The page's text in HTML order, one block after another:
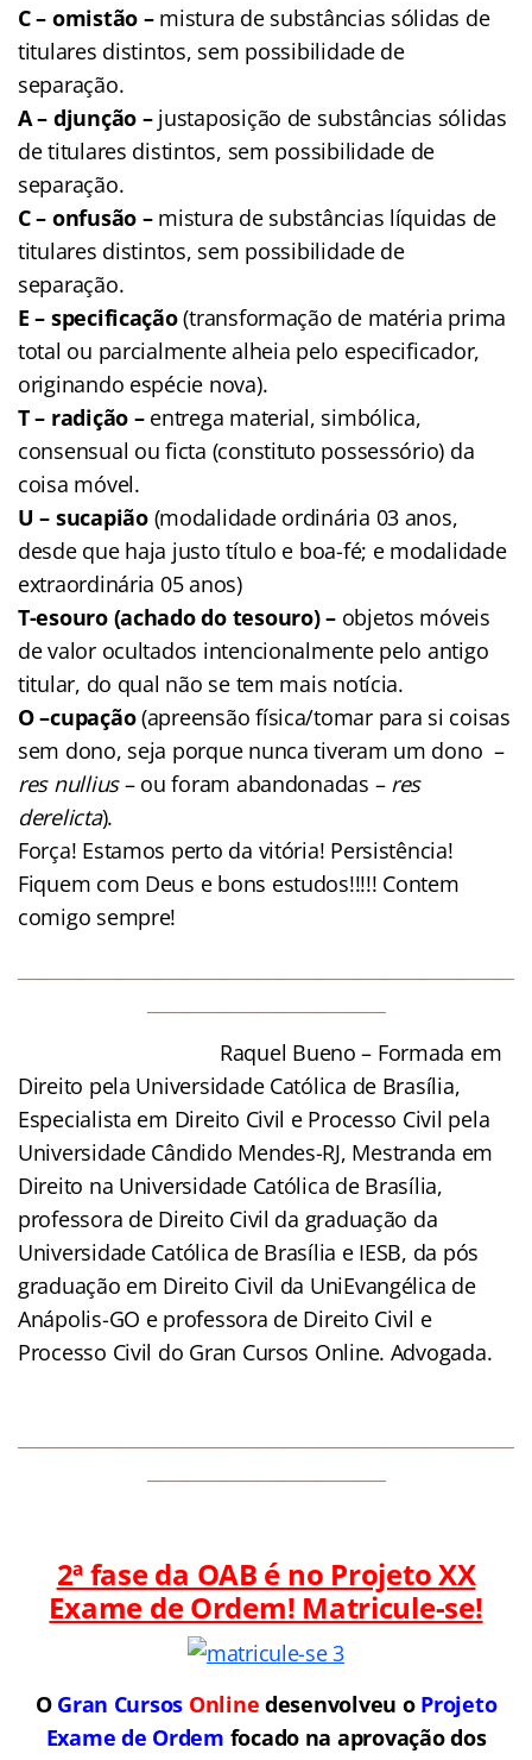
C – omistão – mistura de substâncias sólidas de
titulares distintos, sem possibilidade de
separação.
A – djunção – justaposição de substâncias sólidas
de titulares distintos, sem possibilidade de
separação.
C – onfusão – mistura de substâncias líquidas de
titulares distintos, sem possibilidade de
separação.
E – specificação(transformação de matéria prima
total ou parcialmente alheia pelo especificador,
originando espécie nova).
T – radição – entrega material, simbólica,
consensual ou ficta (constituto possessório) da
coisa móvel.
U – sucapião (modalidade ordinária 03 anos,
desde que haja justo título e boa-fé; e modalidade
extraordinária 05 anos)
T-esouro (achado do tesouro) – objetos móveis
de valor ocultados intencionalmente pelo antigo
titular, do qual não se tem mais notícia.
O –cupação(apreensão física/tomar para si coisas
sem dono, seja porque nunca tiveram um dono –
res nullius– ou foram abandonadas – res
derelicta).
Força! Estamos perto da vitória! Persistência!
Fiquem com Deus e bons estudos!!!!! Contem
comigo sempre!
Raquel Bueno – Formada em
Direito pela Universidade Católica de Brasília,
Especialista em Direito Civil e Processo Civil pela
Universidade Cândido Mendes-RJ, Mestranda em
Direito na Universidade Católica de Brasília,
professora de Direito Civil da graduação da
Universidade Católica de Brasília e IESB, da pós
graduação em Direito Civil da UniEvangélica de
Anápolis-GO e professora de Direito Civil e
Processo Civil do Gran Cursos Online. Advogada.
2ª fase da OAB é no Projeto XX
Exame de Ordem! Matricule-se!
O Gran Cursos Online desenvolveu o Projeto
Exame de Ordem focado na aprovação dos